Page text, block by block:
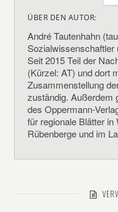
ÜBER DEN AUTOR:
André Tautenhahn
Sozialwissenschaftler
Seit 2015 Teil der
(Kürzel: AT) und dort
Zusammenstellung
zuständig. Außerdem
des Oppermann-
für regionale Blätter
Rübenberge und im